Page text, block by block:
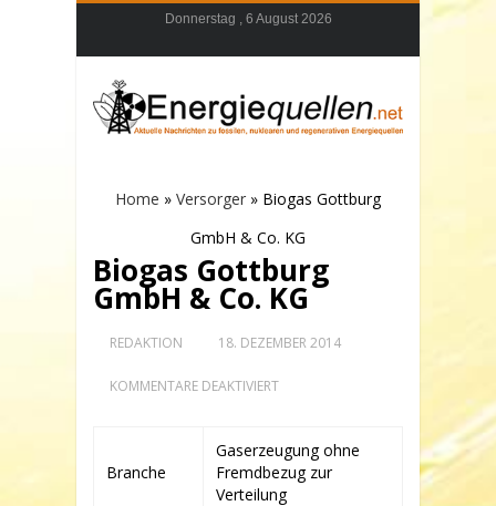
Donnerstag , 6 August 2026
Home » Versorger » Biogas Gottburg
GmbH & Co. KG
Biogas Gottburg
GmbH & Co. KG
REDAKTION 18. DEZEMBER 2014
KOMMENTARE DEAKTIVIERTFÜR
&
CO.
KG
Branche
Gaserzeugung ohne
Fremdbezug zur
Verteilung